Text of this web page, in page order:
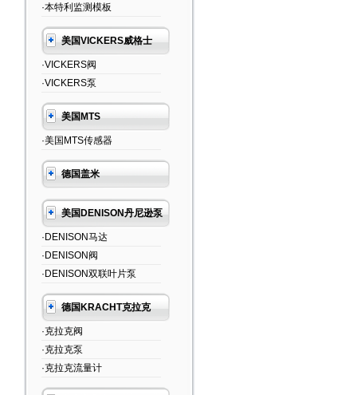
·本特利监测模板
美国VICKERS威格士
·VICKERS阀
·VICKERS泵
美国MTS
·美国MTS传感器
德国盖米
美国DENISON丹尼逊泵
·DENISON马达
·DENISON阀
·DENISON双联叶片泵
德国KRACHT克拉克
·克拉克阀
·克拉克泵
·克拉克流量计